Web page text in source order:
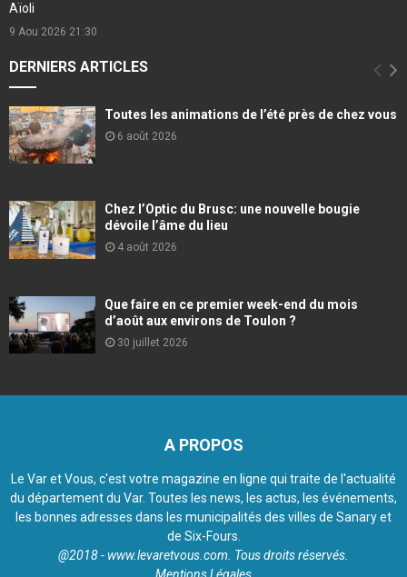
Aïoli
9 Aou 2026 21:30
DERNIERS ARTICLES
Toutes les animations de l’été près de chez vous
6 août 2026
Chez l’Optic du Brusc: une nouvelle bougie
dévoile l’âme du lieu
4 août 2026
Que faire en ce premier week-end du mois
d’août aux environs de Toulon ?
30 juillet 2026
A PROPOS
Le Var et Vous, c'est votre magazine en ligne qui traite de l'actualité
du département du Var. Toutes les news, les actus, les événements,
les bonnes adresses dans les municipalités des villes de Sanary et
de Six-Fours.
@2018 - www.levaretvous.com. Tous droits réservés.